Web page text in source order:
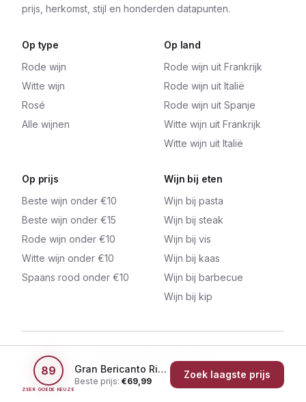
89
ZEER GOEDE KEUZE
Gran Bericanto Riserva in luxe wijnkist
Beste prijs:€69,99
Zoek laagste prijs
prijs, herkomst, stijl en honderden datapunten.
Op type
Rode wijn
Witte wijn
Rosé
Alle wijnen
Op land
Rode wijn uit Frankrijk
Rode wijn uit Italië
Rode wijn uit Spanje
Witte wijn uit Frankrijk
Witte wijn uit Italië
Op prijs
Beste wijn onder €10
Beste wijn onder €15
Rode wijn onder €10
Witte wijn onder €10
Spaans rood onder €10
Wijn bij eten
Wijn bij pasta
Wijn bij steak
Wijn bij vis
Wijn bij kaas
Wijn bij barbecue
Wijn bij kip
©
Links kunnen affiliate links bevatten.